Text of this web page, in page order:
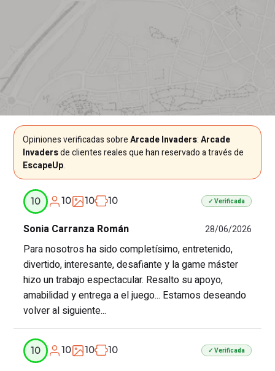
Opiniones verificadas sobreArcade Invaders:Arcade
Invadersde clientes reales que han reservado a través de
EscapeUp.
10 10 10 10 ✓ Verificada
Sonia Carranza Román 28/06/2026
Para nosotros ha sido completísimo, entretenido,
divertido, interesante, desafiante y la game máster
hizo un trabajo espectacular. Resalto su apoyo,
amabilidad y entrega a el juego... Estamos deseando
volver al siguiente...
10 10 10 10 ✓ Verificada